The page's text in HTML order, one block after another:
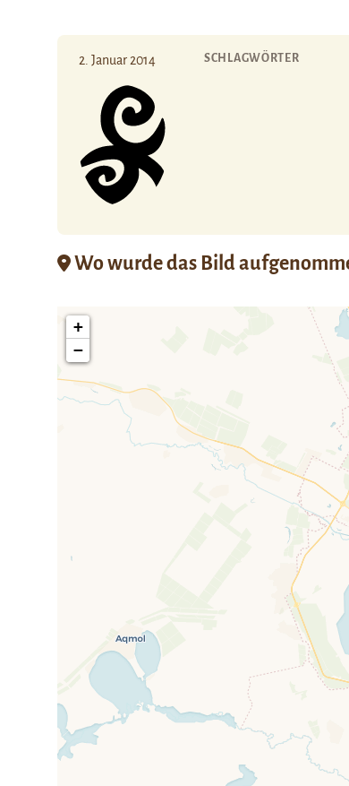
2. Januar 2014 SCHLAGWÖRTER
Wo wurde das Bild
Wenn du dies siehst,
+
−